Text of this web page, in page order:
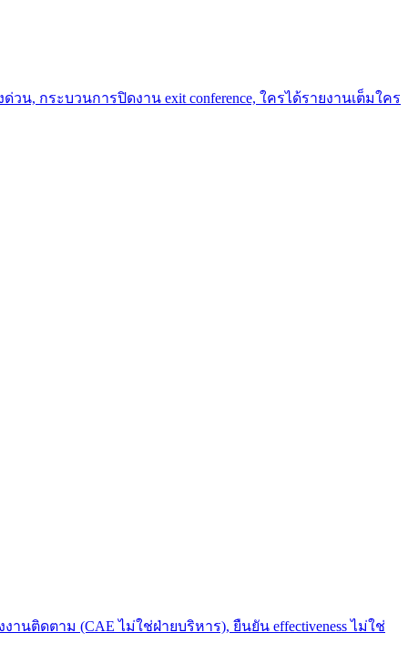
ด่วน, กระบวนการปิดงาน exit conference, ใครได้รายงานเต็มใคร
นติดตาม (CAE ไม่ใช่ฝ่ายบริหาร), ยืนยัน effectiveness ไม่ใช่